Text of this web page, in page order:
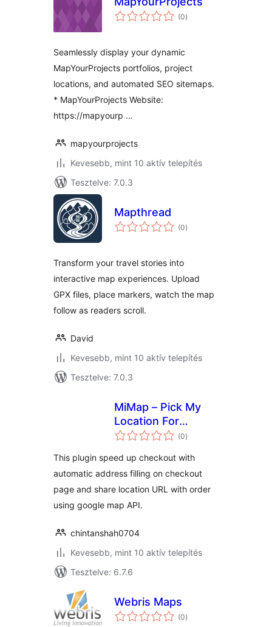
(0értékelés
összesen
)
Seamlessly display your dynamic
MapYourProjects portfolios, project
locations, and automated SEO sitemaps.
* MapYourProjects Website:
https://mapyourp …
mapyourprojects
Kevesebb, mint 10 aktív telepítés
Tesztelve: 7.0.3
Mapthread
(0értékelés
összesen
)
Transform your travel stories into
interactive map experiences. Upload
GPX files, place markers, watch the map
follow as readers scroll.
David
Kevesebb, mint 10 aktív telepítés
Tesztelve: 7.0.3
MiMap – Pick My
Location For
WooCommerce
(0értékelés
összesen
)
This plugin speed up checkout with
automatic address filling on checkout
page and share location URL with order
using google map API.
chintanshah0704
Kevesebb, mint 10 aktív telepítés
Tesztelve: 6.7.6
Webris Maps
(0értékelés
összesen
)